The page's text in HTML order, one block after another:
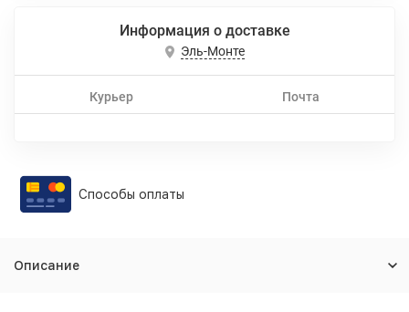
Информация о доставке
Эль-Монте
Курьер Почта
Способы оплаты
Описание